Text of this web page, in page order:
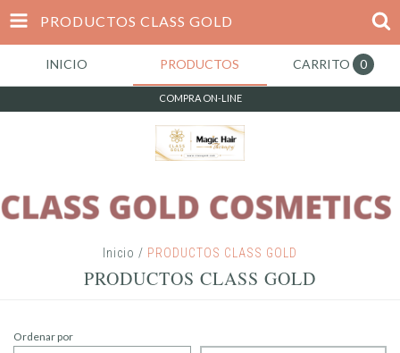
PRODUCTOS CLASS GOLD
INICIO PRODUCTOS CARRITO 0
COMPRA ON-LINE
Inicio / PRODUCTOS CLASS GOLD
PRODUCTOS CLASS GOLD
Ordenar por